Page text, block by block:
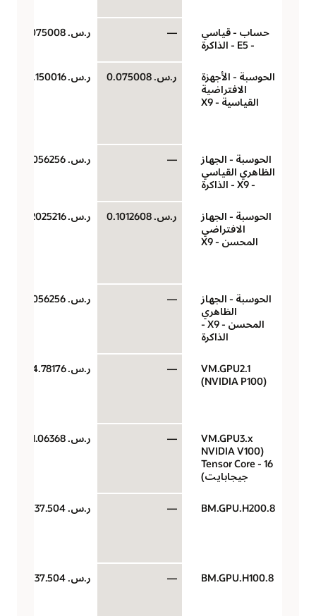
حساب - قياسي
— ر.س.‏ 0.0075008
الحوسبة - الأجهزة
الافتراضية
القياسية - X9
ر.س.‏ 0.075008 ر.س.‏ 0.150016
الحوسبة - الجهاز
الظاهري القياسي
— ر.س.‏ 0.0056256
الحوسبة - الجهاز
الافتراضي
المحسن - X9
ر.س.‏ 0.1012608 ر.س.‏ 0.2025216
الحوسبة - الجهاز
الظاهري
المحسن - X9 -
الذاكرة
— ر.س.‏ 0.0056256
VM.GPU2.1
(NVIDIA P100)
— ر.س.‏ 4.78176
VM.GPU3.x
(NVIDIA V100
Tensor Core - 16
جيجابايت)
— ر.س.‏ 11.06368
BM.GPU.H200.8
— ر.س.‏ 37.504
BM.GPU.H100.8
— ر.س.‏ 37.504